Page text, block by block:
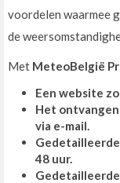
voordelen waarmee
de
Met MeteoBelgië
Een website
Het
via e-mail.
48 uur.